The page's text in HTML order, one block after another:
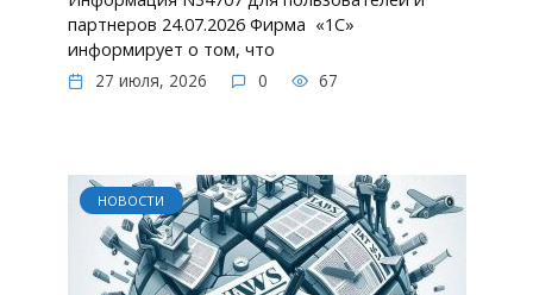
партнеров 24.07.2026 Фирма «1С»
информирует о том, что
27 июля, 2026
0 67
НОВОСТИ